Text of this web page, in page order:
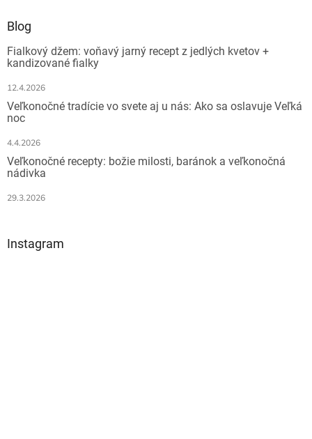
Blog
Fialkový džem: voňavý jarný recept z jedlých kvetov +
kandizované fialky
12.4.2026
Veľkonočné tradície vo svete aj u nás: Ako sa oslavuje Veľká
noc
4.4.2026
Veľkonočné recepty: božie milosti, baránok a veľkonočná
nádivka
29.3.2026
Instagram